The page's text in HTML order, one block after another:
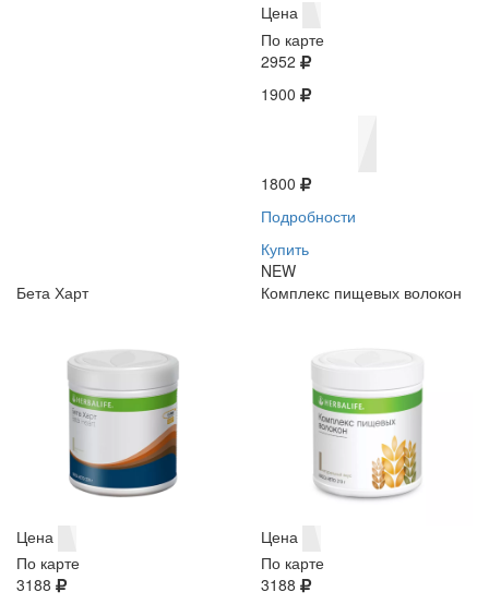
Цена
По карте
2952
1900
1800
Подробности
Купить
NEW
Бета Харт
Цена
По карте
3188
Комплекс пищевых волокон
Цена
По карте
3188